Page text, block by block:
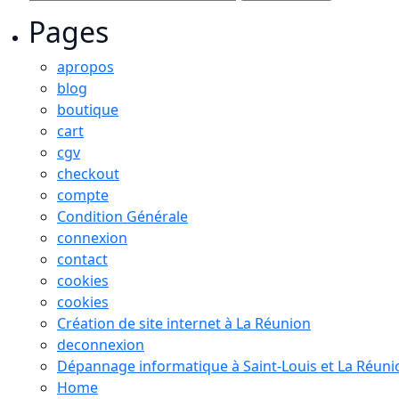
Pages
apropos
blog
boutique
cart
cgv
checkout
compte
Condition Générale
connexion
contact
cookies
cookies
Création de site internet à La Réunion
deconnexion
Dépannage informatique à Saint-Louis et La
Home